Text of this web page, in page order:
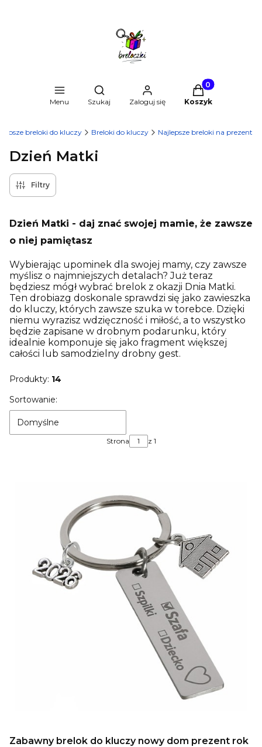
Menu
Otwórz wyszukiwarkę
Szukaj Zaloguj się
Produkty w
Koszyk
breloki do kluczy Breloki do kluczy Najlepsze breloki na prezent
Dzień Matki
Filtry
Dzień Matki - daj znać swojej mamie, że zawsze
o niej pamiętasz
Wybierając upominek dla swojej mamy, czy zawsze
myślisz o najmniejszych detalach? Już teraz
będziesz mógł wybrać brelok z okazji Dnia Matki.
Ten drobiazg doskonale sprawdzi się jako zawieszka
do kluczy, których zawsze szuka w torebce. Dzięki
niemu wyrazisz wdzięczność i miłość, a to wszystko
będzie zapisane w drobnym podarunku, który
idealnie komponuje się jako fragment większej
całości lub samodzielny drobny gest.
Produkty: 14
Lista produktów
Sortowanie:
Domyślne
Strona z 1
Zabawny brelok do kluczy nowy dom prezent rok